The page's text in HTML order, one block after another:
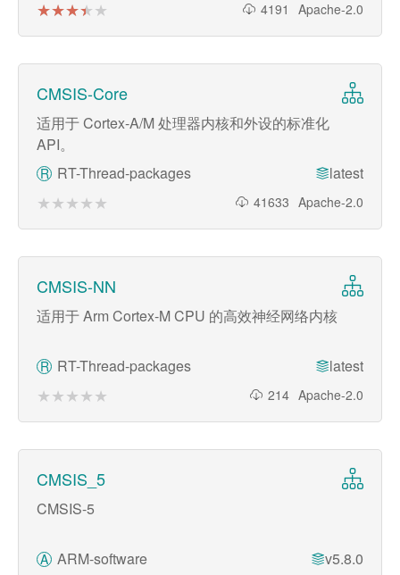
★★★★★
★★★★★ 4191 Apache-2.0
CMSIS-Core
适用于 Cortex-A/M 处理器内核和外设的标准化
API。
R RT-Thread-packages latest
★★★★★
★★★★★ 41633 Apache-2.0
CMSIS-NN
适用于 Arm Cortex-M CPU 的高效神经网络内核
R RT-Thread-packages latest
★★★★★
★★★★★ 214 Apache-2.0
CMSIS_5
CMSIS-5
A ARM-software v5.8.0